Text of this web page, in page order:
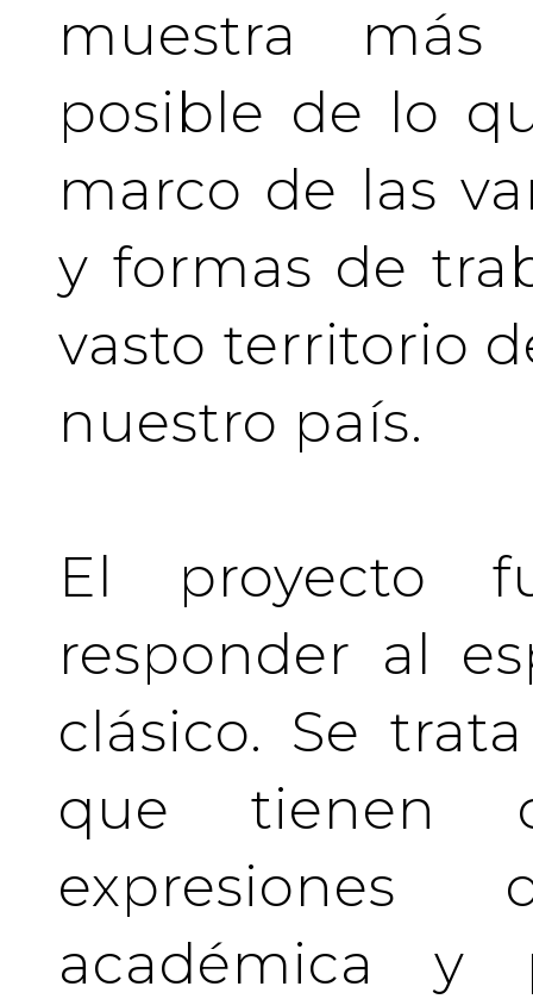
muestra
posible de lo
marco de las
y formas de
vasto territorio
nuestro país.
El proyecto
responder al
clásico. Se
que tienen
académica y